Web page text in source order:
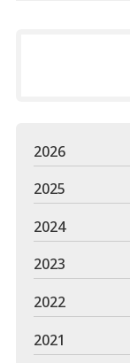
2026
2025
2024
2023
2022
2021